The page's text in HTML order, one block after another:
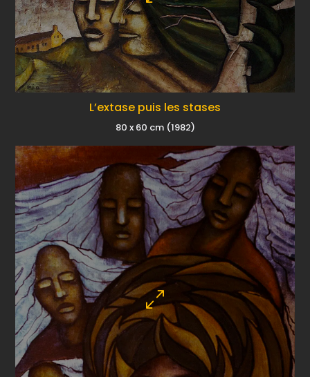
L’extase puis les stases
80 x 60 cm (1982)